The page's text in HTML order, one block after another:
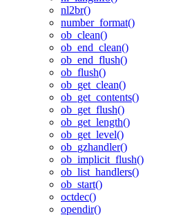
nl2br()
number_format()
ob_clean()
ob_end_clean()
ob_end_flush()
ob_flush()
ob_get_clean()
ob_get_contents()
ob_get_flush()
ob_get_length()
ob_get_level()
ob_gzhandler()
ob_implicit_flush()
ob_list_handlers()
ob_start()
octdec()
opendir()